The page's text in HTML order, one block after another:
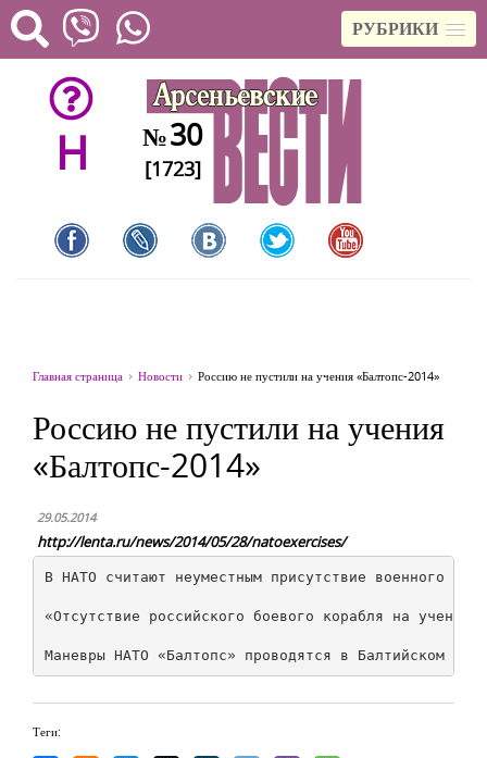
РУБРИКИ
H №30
[1723]
Главная страница Новости Россию не пустили на учения «Балтопс-2014»
Россию не пустили на учения
«Балтопс-2014»
29.05.2014
http://lenta.ru/news/2014/05/28/natoexercises/
В НАТО считают неуместным присутствие военного
«Отсутствие российского боевого корабля на
Теги: